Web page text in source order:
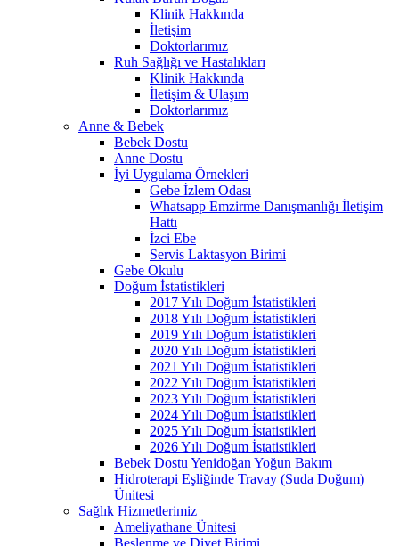
Klinik Hakkında
İletişim
Doktorlarımız
Ruh Sağlığı ve Hastalıkları
Klinik Hakkında
İletişim & Ulaşım
Doktorlarımız
Anne & Bebek
Bebek Dostu
Anne Dostu
İyi Uygulama Örnekleri
Gebe İzlem Odası
Whatsapp Emzirme Danışmanlığı İletişim
Hattı
İzci Ebe
Servis Laktasyon Birimi
Gebe Okulu
Doğum İstatistikleri
2017 Yılı Doğum İstatistikleri
2018 Yılı Doğum İstatistikleri
2019 Yılı Doğum İstatistikleri
2020 Yılı Doğum İstatistikleri
2021 Yılı Doğum İstatistikleri
2022 Yılı Doğum İstatistikleri
2023 Yılı Doğum İstatistikleri
2024 Yılı Doğum İstatistikleri
2025 Yılı Doğum İstatistikleri
2026 Yılı Doğum İstatistikleri
Bebek Dostu Yenidoğan Yoğun Bakım
Hidroterapi Eşliğinde Travay (Suda Doğum)
Ünitesi
Sağlık Hizmetlerimiz
Ameliyathane Ünitesi
Beslenme ve Diyet Birimi